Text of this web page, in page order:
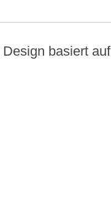
Design basiert